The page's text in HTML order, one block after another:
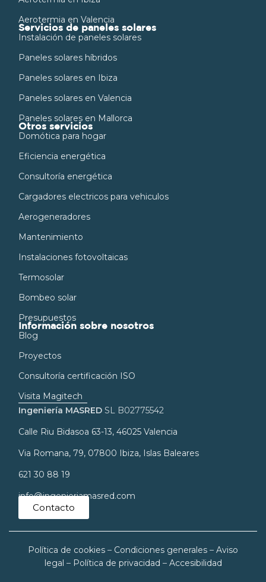
Aerotermia en Valencia
Servicios de paneles solares
Instalación de paneles solares
Paneles solares híbridos
Paneles solares en Ibiza
Paneles solares en Valencia
Paneles solares en Mallorca
Otros servicios
Domótica para hogar
Eficiencia energética
Consultoría energética
Cargadores electricos para vehiculos
Aerogeneradores
Mantenimiento
Instalaciones fotovoltaicas
Termosolar
Bombeo solar
Presupuestos
Información sobre nosotros
Blog
Proyectos
Consultoría certificación ISO
Visita Magitech
Ingeniería MASRED SL B02775542
Calle Riu Bidasoa 63-13, 46025 Valencia
Via Romana, 79, 07800 Ibiza, Islas Baleares
621 30 88 19
info@ingenieriamasred.com
Contacto
Política de cookies – Condiciones generales – Aviso
legal – Política de privacidad – Accesibilidad